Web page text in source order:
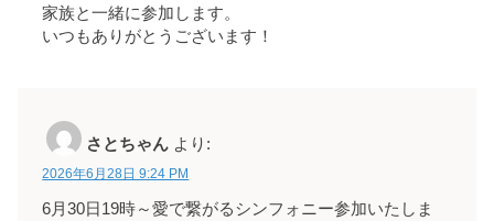
家族と一緒に参加します。
いつもありがとうございます！
さとちゃん より:
2026年6月28日 9:24 PM
6月30日19時～愛で繋がるシンフォニー参加いたしま